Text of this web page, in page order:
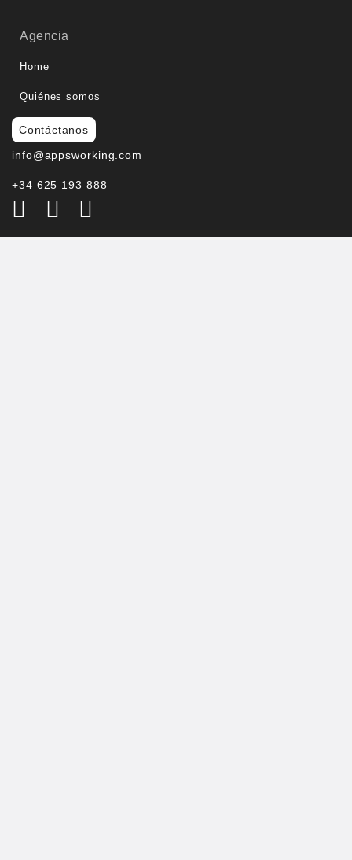
Agencia
Home
Quiénes somos
Contáctanos
info@appsworking.com
+34 625 193 888